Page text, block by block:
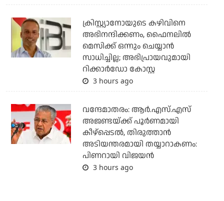
ക്രിസ്റ്റ്യാനോയുടെ കഴിവിനെ
അഭിനന്ദിക്കണം, ഫൈനലില്‍
മെസിക്ക് ഒന്നും ചെയ്യാന്‍
സാധിച്ചില്ല; അഭിപ്രായവുമായി
റിക്കാര്‍ഡോ കോസ്റ്റ
3 hours ago
വന്ദേമാതരം: ആര്‍.എസ്.എസ്
അജണ്ടയ്ക്ക് പൂര്‍ണമായി
കീഴ്‌പ്പെടല്‍, തിരുത്താന്‍
അടിയന്തരമായി തയ്യാറാകണം:
പിണറായി വിജയന്‍
3 hours ago